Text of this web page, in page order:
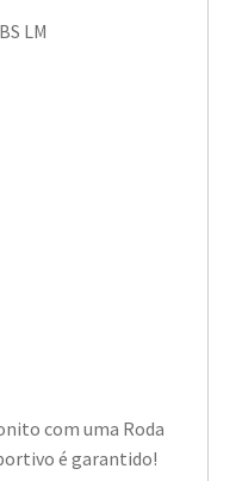
LM
com uma Roda
é garantido!